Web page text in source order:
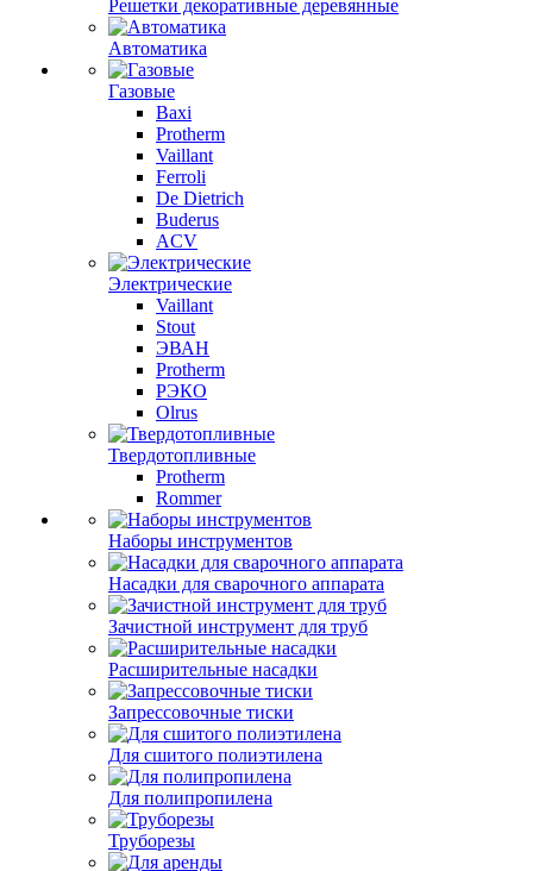
Решетки декоративные деревянные
Автоматика
Газовые
Baxi
Protherm
Vaillant
Ferroli
De Dietrich
Buderus
ACV
Электрические
Vaillant
Stout
ЭВАН
Protherm
РЭКО
Olrus
Твердотопливные
Protherm
Rommer
Наборы инструментов
Насадки для сварочного аппарата
Зачистной инструмент для труб
Расширительные насадки
Запрессовочные тиски
Для сшитого полиэтилена
Для полипропилена
Труборезы